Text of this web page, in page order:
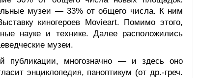
музеи — 33% от общего числа. К ним
киногероев Movieart. Помимо этого,
науке и технике. Далее расположились
музеи.
публикации, многозначно — и здесь оно
энциклопедия, паноптикум (от др.-греч.